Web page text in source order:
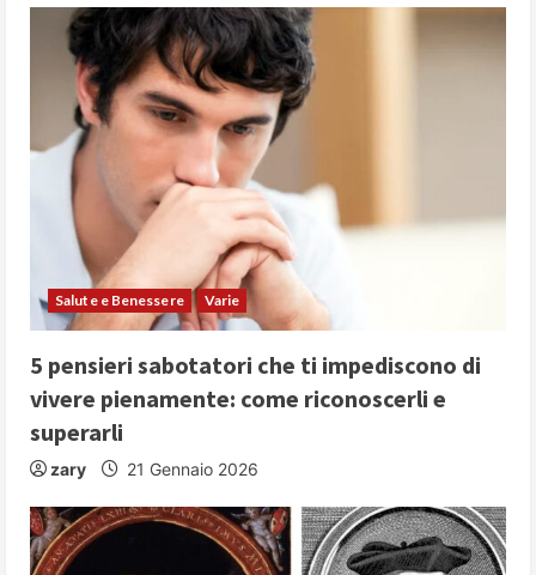
Salute e Benessere Varie
5 pensieri sabotatori che ti impediscono di
vivere pienamente: come riconoscerli e
superarli
zary 21 Gennaio 2026